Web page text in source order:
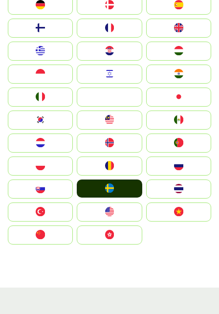
Deutschland
United Kingdom
Magyarország
South Korea
United States
中國香港特別行政區